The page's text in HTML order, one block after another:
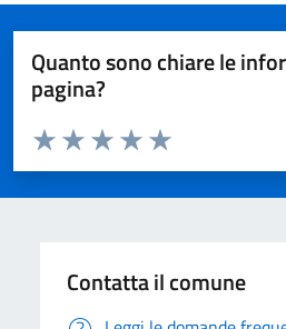
Quanto sono chiare le
pagina?
Domanda
Valuta da 1 a 5 stelle la pagina
Valuta 5 stelle su
Valuta 4 stelle su 5
Valuta 3 stelle su 5
Valuta 2 stelle su 5
Valuta 1 stelle su 5
Contatta il comune